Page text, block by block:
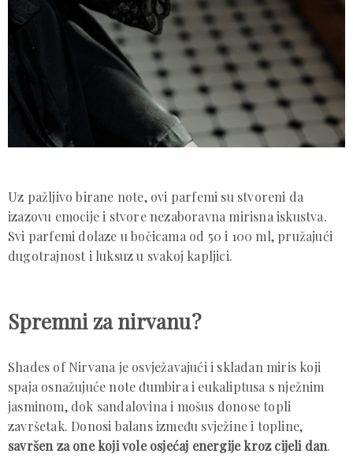
Uz pažljivo birane note, ovi parfemi su stvoreni da
izazovu emocije i stvore nezaboravna mirisna iskustva.
Svi parfemi dolaze u bočicama od 50 i 100 ml, pružajući
dugotrajnost i luksuz u svakoj kapljici.
Spremni za nirvanu?
Shades of Nirvana je osvježavajući i skladan miris koji
spaja osnažujuće note đumbira i eukaliptusa s nježnim
jasminom, dok sandalovina i mošus donose topli
završetak. Donosi balans između svježine i topline,
savršen za one koji vole osjećaj energije kroz cijeli dan.